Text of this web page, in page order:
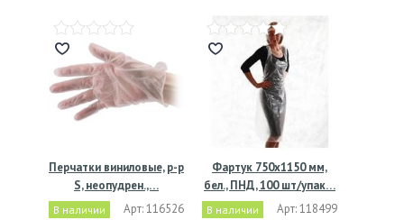
Перчатки виниловые, р-р
S, неопудрен.,…
В наличии Арт: 116526
Фартук 750х1150 мм,
бел., ПНД, 100 шт/упак…
В наличии Арт: 118499